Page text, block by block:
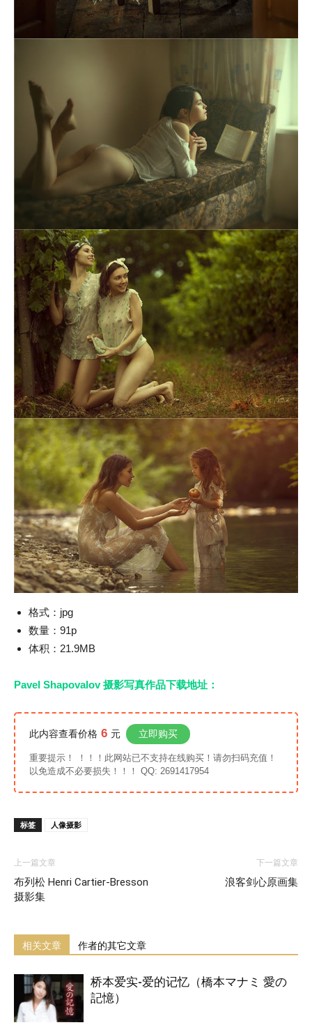
格式：jpg
数量：91p
体积：21.9MB
Pavel Shapovalov 摄影写真作品下载地址：
此内容查看价格 6 元 立即购买
重要提示！ ！！！此网站已不支持在线购买！请勿扫码充值！
以免造成不必要损失！！！ QQ: 2691417954
标签 人像摄影
上一篇文章
布列松 Henri Cartier-Bresson
摄影集
下一篇文章
浪客剑心原画集
相关文章 作者的其它文章
桥本爱实-爱的记忆（橋本マナミ 愛の
記憶）